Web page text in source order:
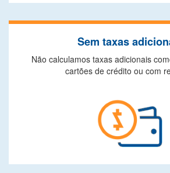
Sem taxas
Não calculamos taxas adicionais
cartões de crédito ou com